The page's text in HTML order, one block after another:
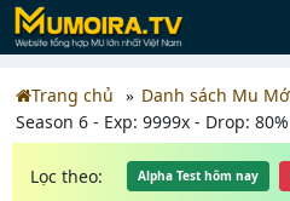
Trang chủ Danh sách Mu
Season 6 - Exp: 9999x - Drop:
Lọc theo: Alpha Test hôm nay